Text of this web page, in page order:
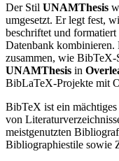
Der Stil UNAMThesis
umgesetzt. Er legt fest,
beschriftet und
Datenbank kombinieren.
zusammen, wie
UNAMThesis in
BibLaTeX-Projekte mit
BibTeX ist ein
von
meistgenutzten
Bibliographiestile sowie